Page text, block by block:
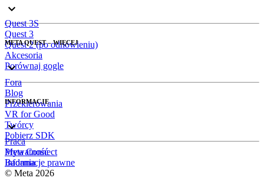
Quest 3S
Quest 3
Quest 2 (po odnowieniu)
Akcesoria
Porównaj gogle
META QUEST – WIĘCEJ
Fora
Blog
Przekierowania
VR for Good
Twórcy
Pobierz SDK
INFORMACJE
Praca
Meta Connect
Badania
Prywatność
Informacje prawne
© Meta 2026